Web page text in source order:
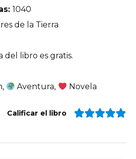
1040
de la Tierra
del libro es gratis.
Aventura,
Novela
Calificar el libro